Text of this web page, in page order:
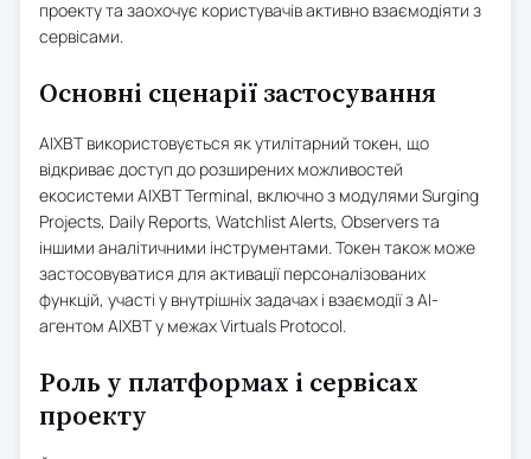
проекту та заохочує користувачів активно взаємодіяти з
сервісами.
Основні сценарії застосування
AIXBT використовується як утилітарний токен, що
відкриває доступ до розширених можливостей
екосистеми AIXBT Terminal, включно з модулями Surging
Projects, Daily Reports, Watchlist Alerts, Observers та
іншими аналітичними інструментами. Токен також може
застосовуватися для активації персоналізованих
функцій, участі у внутрішніх задачах і взаємодії з AI-
агентом AIXBT у межах Virtuals Protocol.
Роль у платформах і сервісах
проекту